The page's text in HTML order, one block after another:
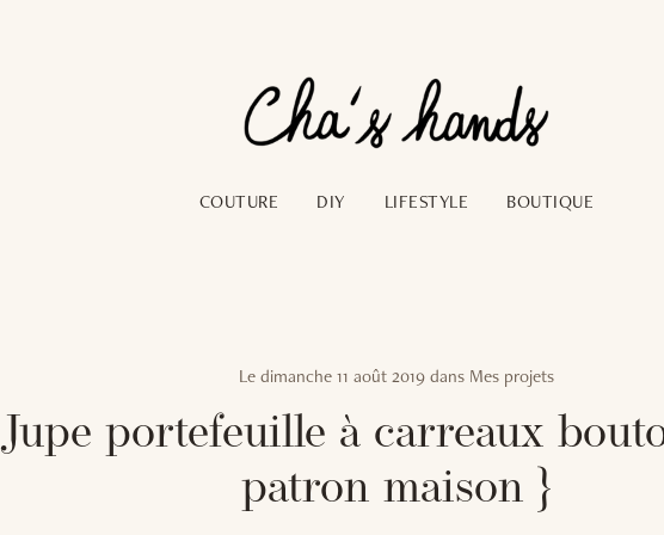
COUTURE DIY LIFESTYLE BOUTIQUE
Le dimanche 11 août 2019 dans Mes projets
Jupe portefeuille à carreaux
patron maison }